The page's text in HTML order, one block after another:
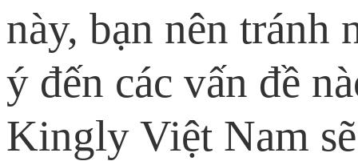
này, bạn nên tránh
ý đến các vấn đề
Kingly Việt Nam